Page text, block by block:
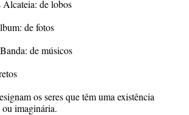
de lobos
de fotos
de músicos
os seres que têm uma existência
imaginária.